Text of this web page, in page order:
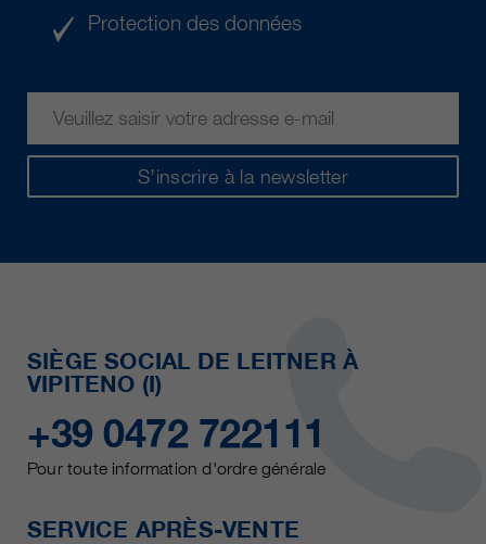
S’inscrire à la newsletter
Protection des données
SIÈGE SOCIAL DE LEITNER À
VIPITENO (I)
+39 0472 722111
Pour toute information d'ordre générale
SERVICE APRÈS-VENTE